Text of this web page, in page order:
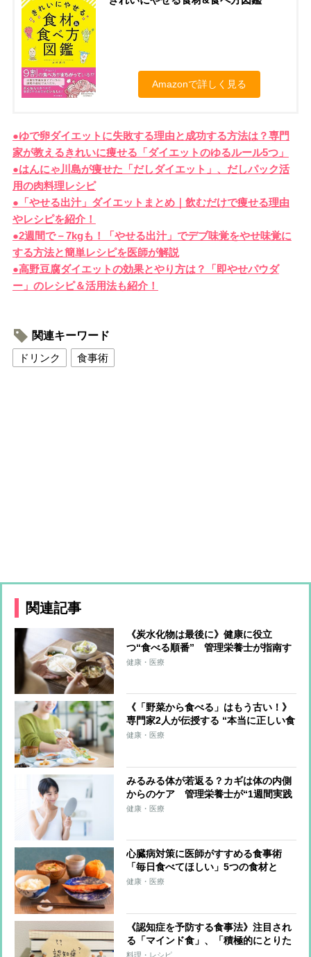
Amazonで詳しく見る
●ゆで卵ダイエットに失敗する理由と成功する方法は？専門
家が教えるきれいに痩せる「ダイエットのゆるルール5つ」
●はんにゃ川島が痩せた「だしダイエット」、だしパック活
用の肉料理レシピ
●「やせる出汁」ダイエットまとめ｜飲むだけで痩せる理由
やレシピを紹介！
●2週間で－7kgも！「やせる出汁」でデブ味覚をやせ味覚に
する方法と簡単レシピを医師が解説
●高野豆腐ダイエットの効果とやり方は？「即やせパウダ
ー」のレシピ＆活用法も紹介！
関連キーワード
ドリンク
食事術
関連記事
《炭水化物は最後に》健康に役立
つ“食べる順番” 管理栄養士が指南す
る「年代によって食べる順番を変えた
健康・医療
《「野菜から食べる」はもう古い！》
専門家2人が伝授する “本当に正しい食
べる順番” 「たんぱく質ファース
健康・医療
みるみる体が若返る？カギは体の内側
からのケア 管理栄養士が“1週間実践
してほしい”と伝授する「3つの食事
健康・医療
心臓病対策に医師がすすめる食事術
「毎日食べてほしい」5つの食材と
は？
健康・医療
《認知症を予防する食事法》注目され
る「マインド食」、「積極的にとりた
い」10の食材と「できるだけ避けた
料理・レシピ